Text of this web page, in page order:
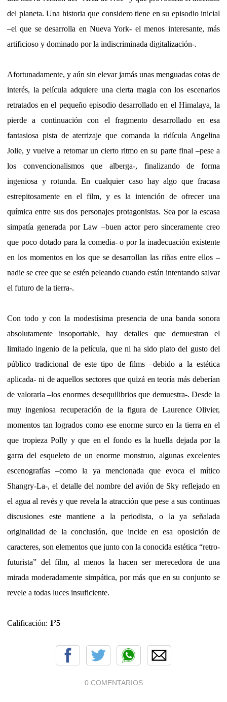
del planeta. Una historia que considero tiene en su episodio inicial
–el que se desarrolla en Nueva York- el menos interesante, más
artificioso y dominado por la indiscriminada digitalización-.
Afortunadamente, y aún sin elevar jamás unas menguadas cotas de
interés, la película adquiere una cierta magia con los escenarios
retratados en el pequeño episodio desarrollado en el Himalaya, la
pierde a continuación con el fragmento desarrollado en esa
fantasiosa pista de aterrizaje que comanda la ridícula Angelina
Jolie, y vuelve a retomar un cierto ritmo en su parte final –pese a
los convencionalismos que alberga-, finalizando de forma
ingeniosa y rotunda. En cualquier caso hay algo que fracasa
estrepitosamente en el film, y es la intención de ofrecer una
química entre sus dos personajes protagonistas. Sea por la escasa
simpatía generada por Law –buen actor pero sinceramente creo
que poco dotado para la comedia- o por la inadecuación existente
en los momentos en los que se desarrollan las riñas entre ellos –
nadie se cree que se estén peleando cuando están intentando salvar
el futuro de la tierra-.
Con todo y con la modestísima presencia de una banda sonora
absolutamente insoportable, hay detalles que demuestran el
limitado ingenio de la película, que ni ha sido plato del gusto del
público tradicional de este tipo de films –debido a la estética
aplicada- ni de aquellos sectores que quizá en teoría más deberían
de valorarla –los enormes desequilibrios que demuestra-. Desde la
muy ingeniosa recuperación de la figura de Laurence Olivier,
momentos tan logrados como ese enorme surco en la tierra en el
que tropieza Polly y que en el fondo es la huella dejada por la
garra del esqueleto de un enorme monstruo, algunas excelentes
escenografías –como la ya mencionada que evoca el mítico
Shangry-La-, el detalle del nombre del avión de Sky reflejado en
el agua al revés y que revela la atracción que pese a sus continuas
discusiones este mantiene a la periodista, o la ya señalada
originalidad de la conclusión, que incide en esa oposición de
caracteres, son elementos que junto con la conocida estética “retro-
futurista” del film, al menos la hacen ser merecedora de una
mirada moderadamente simpática, por más que en su conjunto se
revele a todas luces insuficiente.
Calificación: 1’5
0 COMENTARIOS